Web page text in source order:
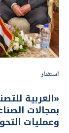
استثمار
«العربية
بمجالات
وعمليات